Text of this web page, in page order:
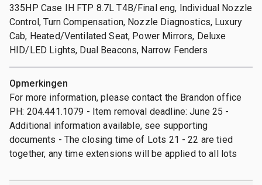
335HP Case IH FTP 8.7L T4B/Final eng, Individual Nozzle
Control, Turn Compensation, Nozzle Diagnostics, Luxury
Cab, Heated/Ventilated Seat, Power Mirrors, Deluxe
HID/LED Lights, Dual Beacons, Narrow Fenders
Opmerkingen
For more information, please contact the Brandon office
PH: 204.441.1079 - Item removal deadline: June 25 -
Additional information available, see supporting
documents - The closing time of Lots 21 - 22 are tied
together, any time extensions will be applied to all lots